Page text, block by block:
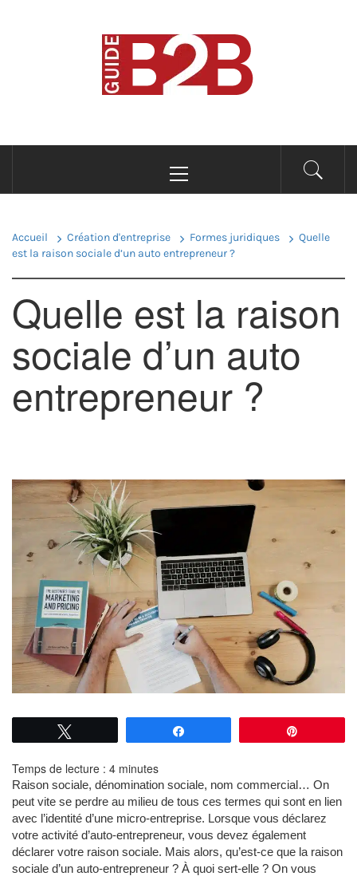
B2B GUIDE
principal
Accueil Création d'entreprise Formes juridiques
Quelle
est la raison sociale d’un auto entrepreneur ?
Quelle est la raison
sociale d’un auto
entrepreneur ?
Temps de lecture : 4 minutes
Raison sociale, dénomination sociale, nom commercial… On
peut vite se perdre au milieu de tous ces termes qui sont en lien
avec l’identité d’une micro-entreprise. Lorsque vous déclarez
votre activité d’auto-entrepreneur, vous devez également
déclarer votre raison sociale. Mais alors, qu’est-ce que la raison
sociale d’un auto-entrepreneur ? À quoi sert-elle ? On vous